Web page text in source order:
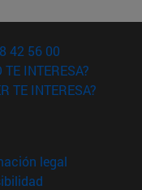
42 56 00
TE INTERESA?
TE INTERESA?
legal